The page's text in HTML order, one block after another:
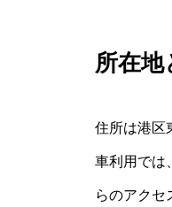
所在地
住所は港区
車利用では
らのアクセ